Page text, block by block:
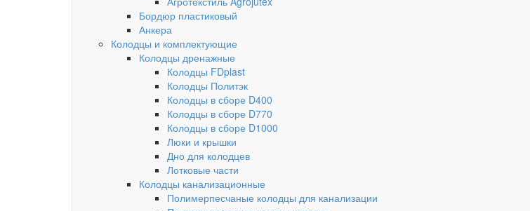
Бордюр пластиковый
Анкера
Колодцы и комплектующие
Колодцы дренажные
Колодцы FDplast
Колодцы Политэк
Колодцы в сборе D400
Колодцы в сборе D770
Колодцы в сборе D1000
Люки и крышки
Дно для колодцев
Лотковые части
Колодцы канализационные
Полимерпесчаные колодцы для канализации